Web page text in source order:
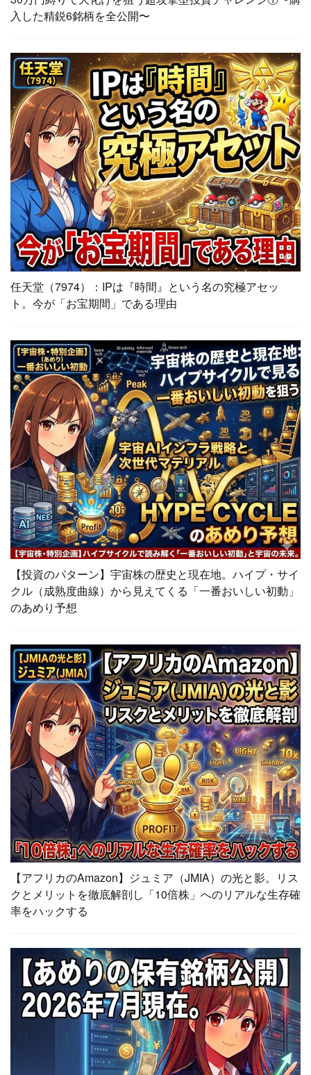
入した精鋭6銘柄を全公開〜
任天堂（7974）：IPは『時間』という名の究極アセッ
ト。今が「お宝期間」である理由
【投資のパターン】宇宙株の歴史と現在地。ハイプ・サイ
クル（成熟度曲線）から見えてくる「一番おいしい初動」
のあめり予想
【アフリカのAmazon】ジュミア（JMIA）の光と影。リス
クとメリットを徹底解剖し「10倍株」へのリアルな生存確
率をハックする